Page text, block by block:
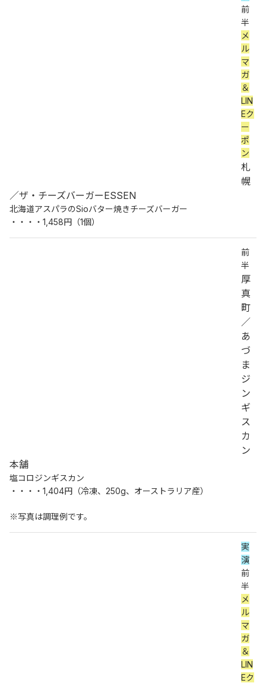
前
半
メ
ル
マ
ガ
＆
LIN
Eク
ー
ポ
ン
札
幌
／ザ・チーズバーガーESSEN
北海道アスパラのSioバター焼きチーズバーガー
・・・・1,458円（1個）
前
半
厚
真
町
／
あ
づ
ま
ジ
ン
ギ
ス
カ
ン
本舗
塩コロジンギスカン
・・・・1,404円（冷凍、250g、オーストラリア産）
※写真は調理例です。
実
演
前
半
メ
ル
マ
ガ
＆
LIN
Eク